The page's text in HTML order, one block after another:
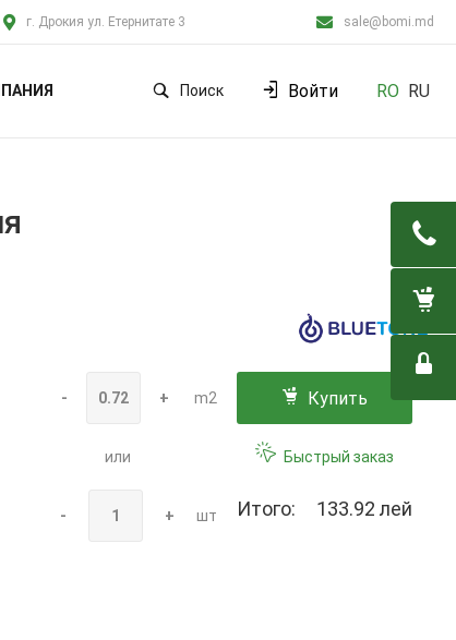
г. Дрокия ул. Етернитате 3 sale@bomi.md
Поиск Войти RO RU
- + m2
или
- + шт
Купить
Быстрый заказ
Итого: 133.92 лей